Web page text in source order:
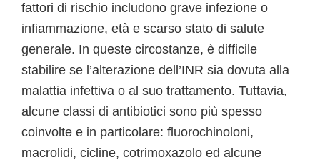
fattori di rischio includono grave infezione o
infiammazione, età e scarso stato di salute
generale. In queste circostanze, è difficile
stabilire se l’alterazione dell’INR sia dovuta alla
malattia infettiva o al suo trattamento. Tuttavia,
alcune classi di antibiotici sono più spesso
coinvolte e in particolare: fluorochinoloni,
macrolidi, cicline, cotrimoxazolo ed alcune